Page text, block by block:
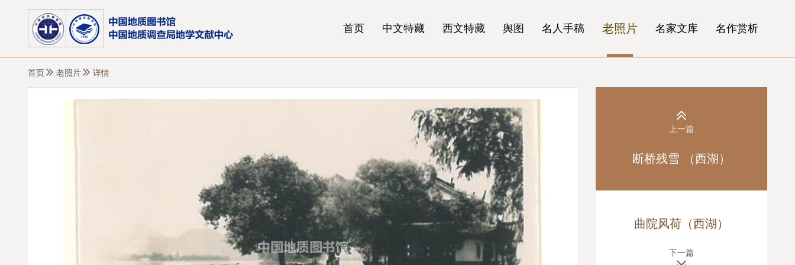
首页 中文特藏 西文特藏 舆图 名人手稿 老照片 名家文库 名作赏析
首页 老照片 详情
上一篇
断桥残雪 （西湖）
曲院风荷（西湖）
下一篇